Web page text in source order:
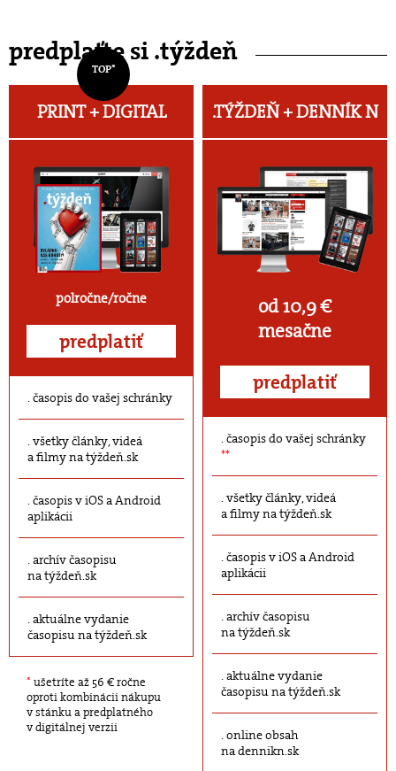
predplaťte si .týždeň
TOP*
PRINT + DIGITAL
polročne/ročne
predplatiť
časopis do vašej schránky
všetky články, videá
a filmy na týždeň.sk
časopis v iOS a Android
aplikácii
archív časopisu
na týždeň.sk
aktuálne vydanie
časopisu na týždeň.sk
* ušetríte až 56 € ročne
oproti kombinácii nákupu
v stánku a predplatného
v digitálnej verzii
.TÝŽDEŇ +DENNÍK N
od 10,9 €
mesačne
predplatiť
časopis do vašej schránky
**
všetky články, videá
a filmy na týždeň.sk
časopis v iOS a Android
aplikácii
archív časopisu
na týždeň.sk
aktuálne vydanie
časopisu na týždeň.sk
online obsah
na dennikn.sk